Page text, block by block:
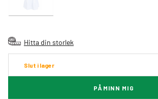
Hitta din storlek
Slut i lager
PÅMINN MIG